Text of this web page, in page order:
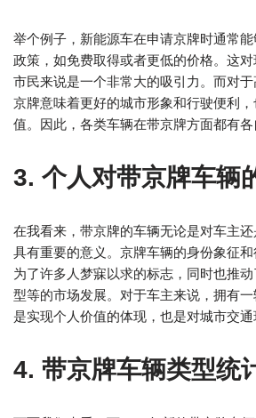
举个例子，新能源车在申请京牌时通常
政策，如免费取得或者更低的价格。这
市民来说是一个非常大的吸引力。而对
京牌意味着更好的城市形象和行驶便利
值。因此，各类车辆在带京牌方面都有各
3. 个人对带京牌车辆
在我看来，带京牌的车辆无论是对车主
具有重要的意义。京牌车辆的身份象征
为了许多人梦寐以求的标志，同时也推
型等的市场发展。对于车主来说，拥有
是实现个人价值的体现，也是对城市交通
4. 带京牌车辆类型统